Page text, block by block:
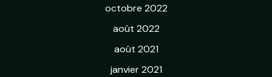
octobre 2022
août 2022
août 2021
janvier 2021